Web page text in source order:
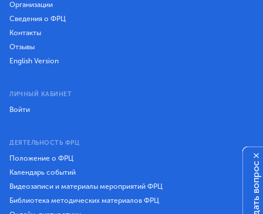
Организации
Сведения о ФРЦ
Контакты
Отзывы
English Version
ЛИЧНЫЙ КАБИНЕТ
Войти
ДЕЯТЕЛЬНОСТЬ ФРЦ
Положение о ФРЦ
Календарь событий
Видеозаписи и материалы мероприятий ФРЦ
Библиотека методических материалов ФРЦ
Задать вопрос
×